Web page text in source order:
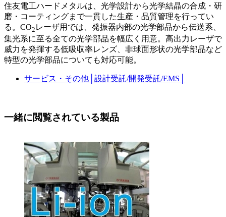
住友電工ハードメタルは、光学設計から光学結晶の合成・研
磨・コーティングまで一貫した生産・品質管理を行ってい
る。CO2 レーザ用では、発振器内部の光学部品から伝送系、
集光系に至る全ての光学部品を幅広く用意。高出力レーザで
威力を発揮する低吸収率レンズ、非球面形状の光学部品など
特型の光学部品についても対応可能。
サービス・その他 設計受託/開発受託/EMS
一緒に閲覧されている製品